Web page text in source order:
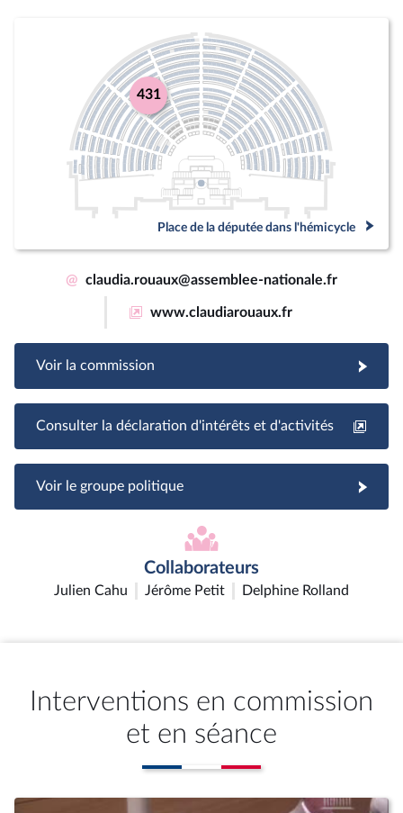
431
Place de la députée dans l'hémicycle
@ claudia.rouaux@assemblee-nationale.fr
www.claudiarouaux.fr
Voir la commission
Consulter la déclaration d'intérêts et d'activités
Voir le groupe politique
Collaborateurs
Julien Cahu Jérôme Petit Delphine Rolland
Interventions en commission
et en séance